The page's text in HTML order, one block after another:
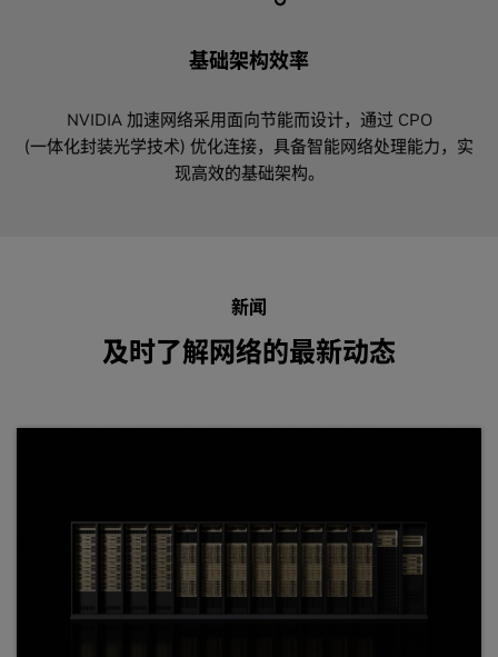
基础架构效率
NVIDIA 加速网络采用面向节能而设计，通过 CPO
(一体化封装光学技术) 优化连接，具备智能网络处理能力，实
现高效的基础架构。
新闻
及时了解网络的最新动态